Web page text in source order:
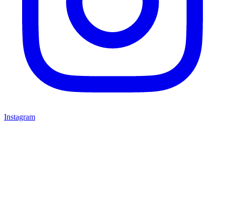
Instagram